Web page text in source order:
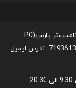
آدرس: شیراز، خیابان ملاصدرا، کوچه2، مجتمع کامپیوتر پارس(PC
CENTER)،طبقه دوم ،واحد 207 ،کد پستی :7193613649 ،آدرس ایمیل